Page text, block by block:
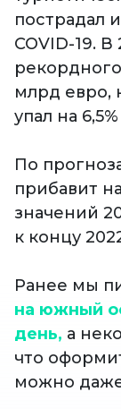
пострадал
COVID-19.
млрд евро,
упал на
По
прибавит
значений
к концу
Ранее мы
на южный
день, а
что
можно